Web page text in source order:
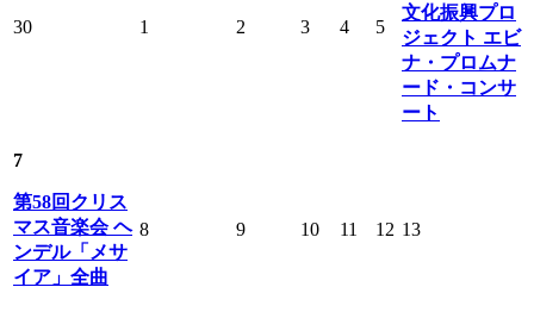
30 1 2 3 4 5
文化振興プロ
ジェクト エビ
ナ・プロムナ
ード・コンサ
ート
7
第58回クリス
マス音楽会 ヘ
ンデル「メサ
イア」全曲
8 9 10 11 12 13